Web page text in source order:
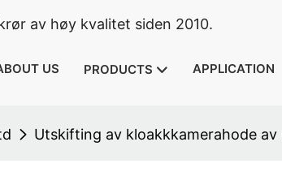
av høy kvalitet siden 2010.
US PRODUCTS APPLICATION
Utskifting av kloakkkamerahode av